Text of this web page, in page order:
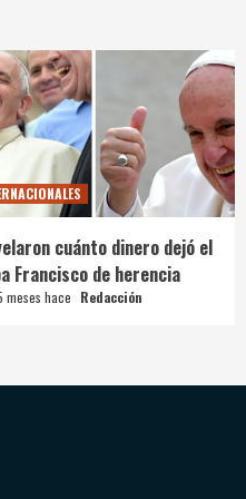
cuánto dinero dejó el
Francisco de herencia
meses hace Redacción